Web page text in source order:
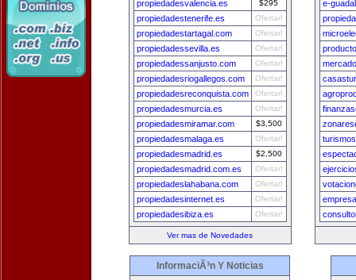
propiedadesvalencia.es $295
propiedadestenerife.es Ofertar!
propiedadestartagal.com Ofertar!
propiedadessevilla.es Ofertar!
propiedadessanjusto.com Ofertar!
propiedadesriogallegos.com Ofertar!
propiedadesreconquista.com Ofertar!
propiedadesmurcia.es Ofertar!
propiedadesmiramar.com $3,500
propiedadesmalaga.es Ofertar!
propiedadesmadrid.es $2,500
propiedadesmadrid.com.es Ofertar!
propiedadeslahabana.com Ofertar!
propiedadesinternet.es Ofertar!
propiedadesibiza.es Ofertar!
Ver mas de Novedades
e-
InformaciÃ³n Y Noticias